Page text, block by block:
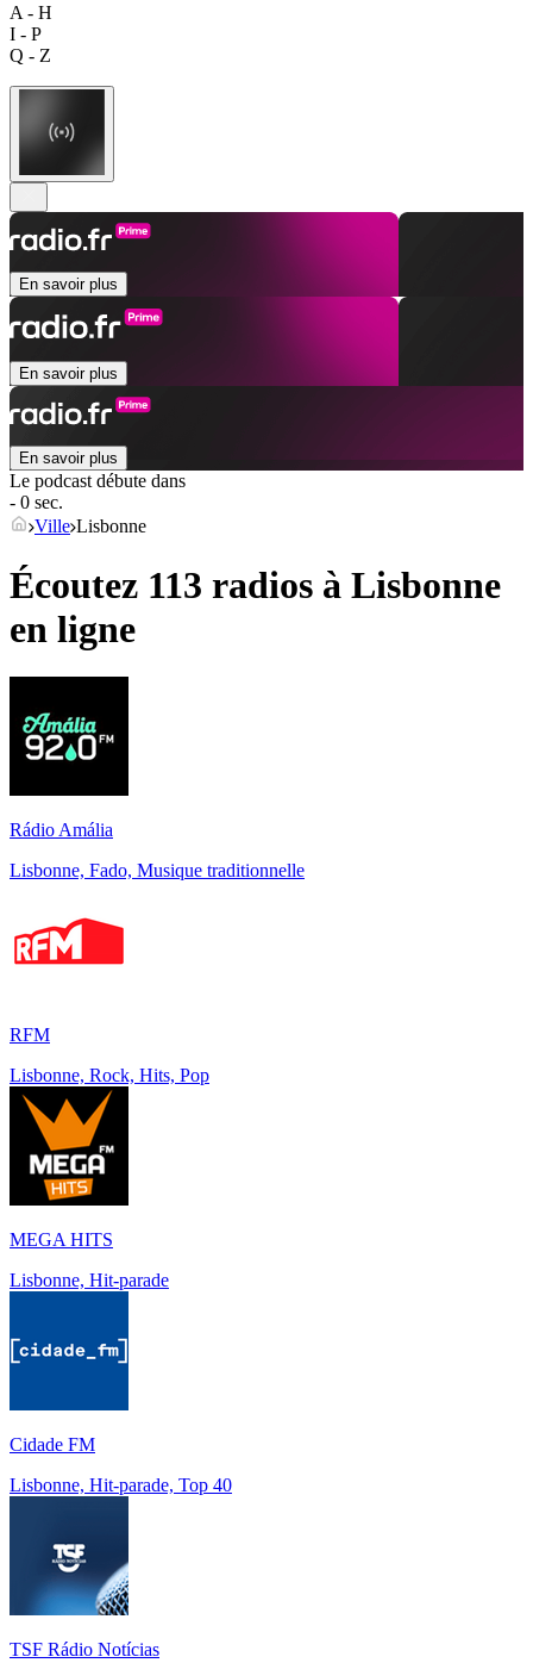
A - H
I - P
Q - Z
En savoir plus
En savoir plus
En savoir plus
Le podcast débute dans
- 0 sec.
Ville Lisbonne
Écoutez 113 radios à Lisbonne
en ligne
Rádio Amália
Lisbonne, Fado, Musique traditionnelle
RFM
Lisbonne, Rock, Hits, Pop
MEGA HITS
Lisbonne, Hit-parade
Cidade FM
Lisbonne, Hit-parade, Top 40
TSF Rádio Notícias